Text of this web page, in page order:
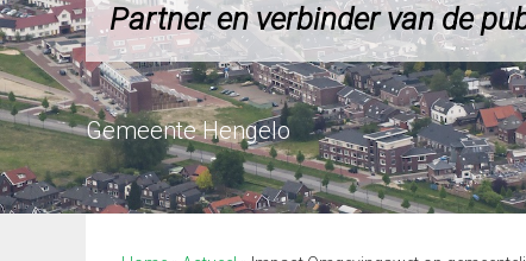
Partner en verbinder van de
Gemeente Hengelo